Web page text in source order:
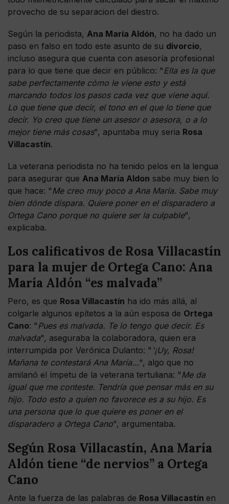
provecho de su separacion del diestro.
Según la periodista, Ana María Aldón, no ha dado un
paso en falso en todo este asunto de su divorcio,
incluso asegura que cuenta con asesoría profesional
para lo que tiene que decir en público: "Ella es la que
sabe perfectamente cómo le viene esto y está
marcando todos los pasos cada vez que viene aquí.
Lo que tiene que decir, el tono en el que lo tiene que
decir. Yo creo que tiene un asesor o asesora, o a lo
mejor tiene más cosas", apuntaba muy seria Rosa
Villacastín.
La veterana periodista no ha tenido pelos en la lengua
para asegurar que Ana María Aldon sabe muy bien lo
que hace: "Me creo muy poco a Ana María. Sabe muy
bien dónde dispara. Quiere poner en el disparadero a
Ortega Cano porque no quiere ser la culpable",
explicaba.
Los calificativos de Rosa Villacastín
para la mujer de Ortega Cano: Ana
María Aldón “es malvada”
Pero, es que Rosa Villacastín ha ido más allá, al
colgarle algunos epítetos a la aún esposa de Ortega
Cano: "Pues es malvada. Te lo tengo que decir. Es
malvada", aseguraba la colaboradora, quien era
interrumpida por Verónica Dulanto: " '¡Uy, Rosa!
Mañana te contestará Ana María…", algo que no
amilanó el ímpetu de la veterana tertuliana: "Me da
igual que me conteste. Tendría que pensar más en su
hijo. Todo esto a quien no favorece es a su hijo. Es
una persona que lo que quiere es poner en el
disparadero a Ortega Cano", argumentaba.
Según Rosa Villacastín, Ana María
Aldón tiene “de nervios” a Ortega
Cano
Ante la fuerza de las palabras de Rosa Villacastín en